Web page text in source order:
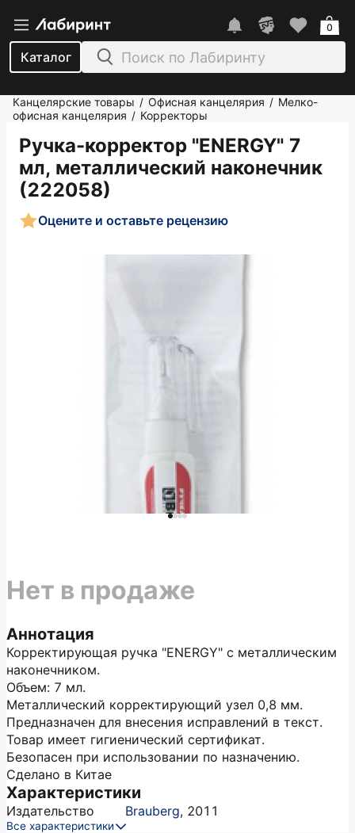
Каталог
0
Канцелярские товары / Офисная канцелярия / Мелко-
офисная канцелярия / Корректоры
Ручка-корректор "ENERGY" 7
мл, металлический наконечник
(222058)
Оцените и оставьте рецензию
Аннотация
Корректирующая ручка "ENERGY" с металлическим
наконечником.
Объем: 7 мл.
Металлический корректирующий узел 0,8 мм.
Предназначен для внесения исправлений в текст.
Товар имеет гигиенический сертификат.
Безопасен при использовании по назначению.
Сделано в Китае
Характеристики
Издательство Brauberg, 2011
Все характеристики
Нет в продаже